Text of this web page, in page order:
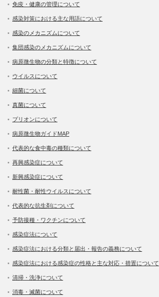
免疫・健康の管理について
感染対策における主な用語について
感染のメカニズムについて
集団感染のメカニズムについて
病原微生物の分類と特徴について
ウイルスについて
細菌について
真菌について
プリオンについて
病原微生物ガイドMAP
代表的な食中毒の種類について
再興感染症について
新興感染症について
耐性菌・耐性ウイルスについて
代表的な抗生剤について
予防接種・ワクチンについて
感染症法について
感染症法における分類と届出・報告の義務について
感染症法における感染症の性格と主な対応・措置について
清掃・洗浄について
消毒・滅菌について